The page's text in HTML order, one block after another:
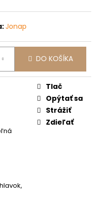
Jonap
DO KOŠÍKA
Tlač
Opýtať sa
Strážiť
Zdieľať